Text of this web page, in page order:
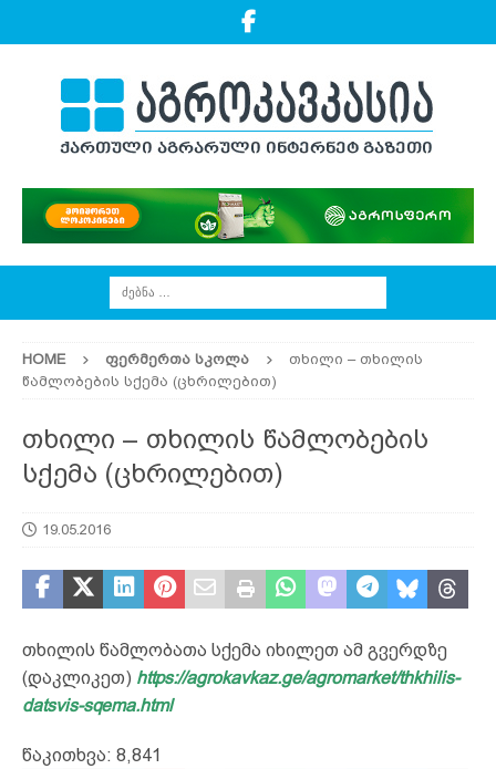
HOME ᲤᲔᲠᲛᲔᲠᲗᲐ ᲡᲙᲝᲚᲐ
თხილი – თხილის
წამლობების სქემა (ცხრილებით)
თხილი – თხილის წამლობების
სქემა (ცხრილებით)
19.05.2016
თხილის წამლობათა სქემა იხილეთ ამ გვერდზე
(დაკლიკეთ) https://agrokavkaz.ge/agromarket/thkhilis-
datsvis-sqema.html
წაკითხვა: 8,841